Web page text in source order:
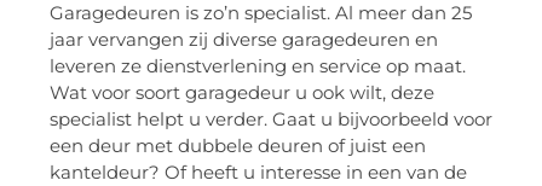
Garagedeuren is zo’n specialist. Al meer dan 25
jaar vervangen zij diverse garagedeuren en
leveren ze dienstverlening en service op maat.
Wat voor soort garagedeur u ook wilt, deze
specialist helpt u verder. Gaat u bijvoorbeeld voor
een deur met dubbele deuren of juist een
kanteldeur? Of heeft u interesse in een van de